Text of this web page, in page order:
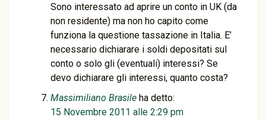
Sono interessato ad aprire un conto in UK (da
non residente) ma non ho capito come
funziona la questione tassazione in Italia. E’
necessario dichiarare i soldi depositati sul
conto o solo gli (eventuali) interessi? Se
devo dichiarare gli interessi, quanto costa?
Massimiliano Brasile ha detto:
15 Novembre 2011 alle 2:29 pm